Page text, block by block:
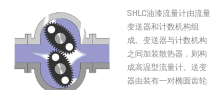
SHLC油漆流量计由流量
变送器和计数机构组
成。变送器与计数机构
之间加装散热器，则构
成高温型流量计。送变
器由装有一对椭圆齿轮